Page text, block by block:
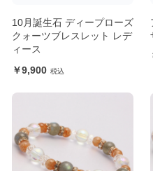
10月誕生石 ディープローズ
クォーツブレスレット レデ
ィース
9,900